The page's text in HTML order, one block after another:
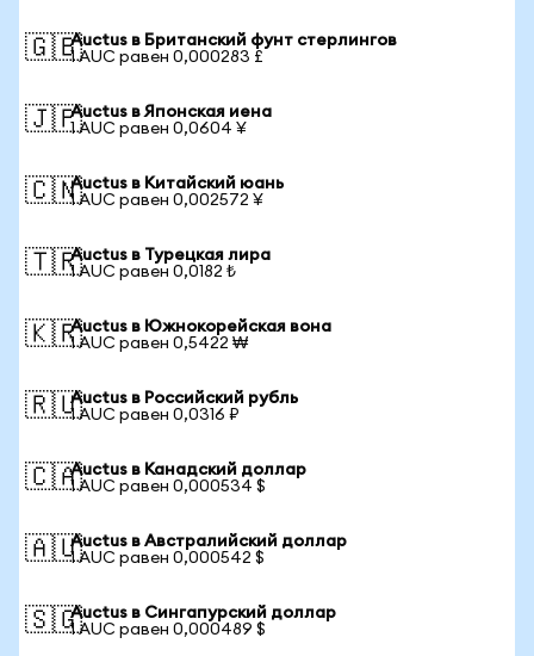
🇬🇧Auctus в Британский фунт стерлингов
1 AUC равен 0,000283 £
🇯🇵Auctus в Японская иена
1 AUC равен 0,0604 ¥
🇨🇳Auctus в Китайский юань
1 AUC равен 0,002572 ¥
🇹🇷Auctus в Турецкая лира
1 AUC равен 0,0182 ₺
🇰🇷Auctus в Южнокорейская вона
1 AUC равен 0,5422 ₩
🇷🇺Auctus в Российский рубль
1 AUC равен 0,0316 ₽
🇨🇦Auctus в Канадский доллар
1 AUC равен 0,000534 $
🇦🇺Auctus в Австралийский доллар
1 AUC равен 0,000542 $
🇸🇬Auctus в Сингапурский доллар
1 AUC равен 0,000489 $